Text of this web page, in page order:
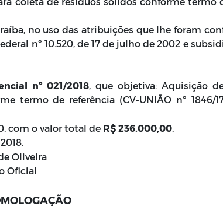
no uso das atribuições que lhe foram
nº 10.520, de 17 de julho de 2002 e
nº 021/2018, que objetiva: Aquisição
termo de referência (CV-UNIÃO nº 1846/
com o valor total de R$ 236.000,00.
Oliveira
Oficial